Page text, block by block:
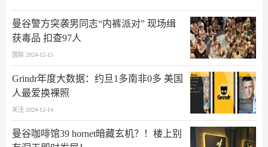
曼谷警方突袭男同志“内裤派对” 现场缉
获毒品 扣查97人
国际 2024-12-15
Grindr年度大数据：约旦1多南非0多 美国
人最爱换裸照
关注 2024-12-14
曼谷咖啡馆39 hornet暗藏玄机？！楼上别